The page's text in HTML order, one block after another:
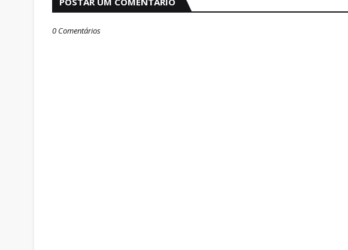
0 Comentários